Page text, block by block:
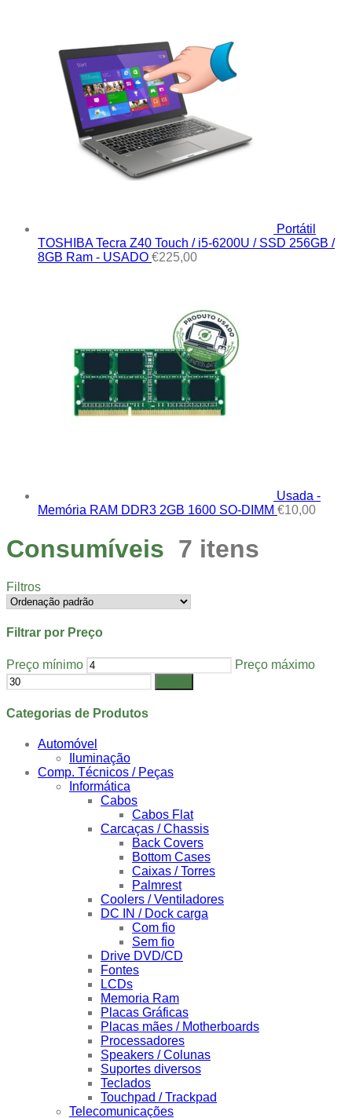
Portátil
TOSHIBA Tecra Z40 Touch / i5-6200U / SSD 256GB /
8GB Ram - USADO €225,00
Usada -
Memória RAM DDR3 2GB 1600 SO-DIMM €10,00
Consumíveis 7 itens
Filtros
Filtrar por Preço
Preço mínimo Preço máximo
Categorias de Produtos
Automóvel
Iluminação
Comp. Técnicos / Peças
Informática
Cabos
Cabos Flat
Carcaças / Chassis
Back Covers
Bottom Cases
Caixas / Torres
Palmrest
Coolers / Ventiladores
DC IN / Dock carga
Com fio
Sem fio
Drive DVD/CD
Fontes
LCDs
Memoria Ram
Placas Gráficas
Placas mães / Motherboards
Processadores
Speakers / Colunas
Suportes diversos
Teclados
Touchpad / Trackpad
Telecomunicações